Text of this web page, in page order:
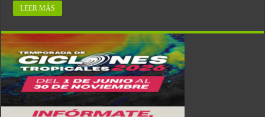
LEER MÁS